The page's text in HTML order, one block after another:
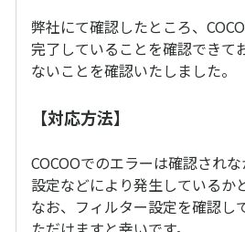
弊社にて確認したところ、
完了していることを確認できて
ないことを確認いたしました。
【対応方法】
COCOOでのエラーは確認され
設定などにより発生しているか
なお、フィルター設定を確認し